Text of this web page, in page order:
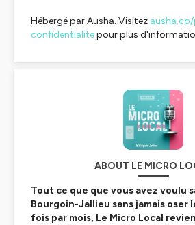
Hébergé par Ausha. Visitez
confidentialitepour plus
ABOUT LE MICRO
Tout ce que que vous avez voulu
Bourgoin-Jallieu sans jamais oser
fois par mois, Le Micro Local